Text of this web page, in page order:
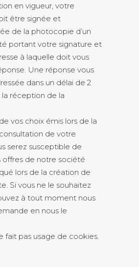
en vigueur, votre
être signée et
de la photocopie d’un
portant votre signature et
à laquelle doit vous
Une réponse vous
dans un délai de 2
la réception de la
vos choix émis lors de la
de votre
serez susceptible de
offres de notre société
lors de la création de
Si vous ne le souhaitez
à tout moment nous
en nous le
fait pas usage de cookies.